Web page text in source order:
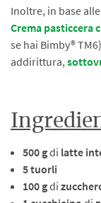
Inoltre, in base
Crema pasticcera
se hai Bimby®
addirittura,
500 gdi latte
5 tuorli
100 gdi